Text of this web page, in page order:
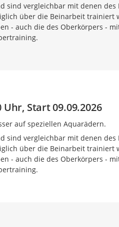
sind vergleichbar mit denen des
über die Beinarbeit trainiert
- auch die des Oberkörpers -
Start 09.09.2026
auf speziellen Aquarädern.
sind vergleichbar mit denen des
über die Beinarbeit trainiert
- auch die des Oberkörpers -